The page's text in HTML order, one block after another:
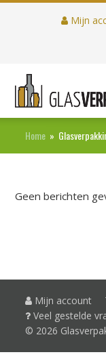
Mijn
Home »
Geen berichten
Mijn account
Veel gestelde
© 2026